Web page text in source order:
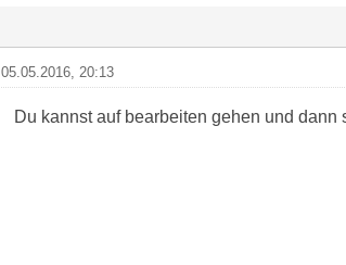
05.05.2016, 20:13
Du kannst auf bearbeiten gehen und